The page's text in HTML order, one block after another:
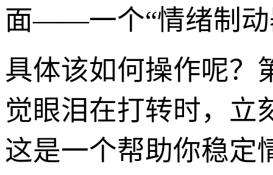
面——一个“情绪制动
具体该如何操作呢？
觉眼泪在打转时，立
这是一个帮助你稳定